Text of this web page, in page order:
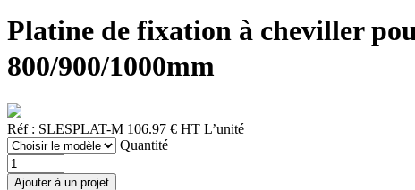
Platine de fixation à cheviller
800/900/1000mm
Réf : SLESPLAT-M 106.97 € HT L’unité
Quantité